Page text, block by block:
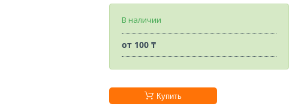
В наличии
от 100 ₸
Купить